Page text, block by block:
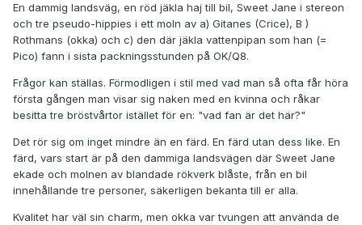
En dammig landsväg, en röd jäkla haj till bil, Sweet Jane i stereon
och tre pseudo-hippies i ett moln av a) Gitanes (Crice), B )
Rothmans (okka) och c) den där jäkla vattenpipan som han (=
Pico) fann i sista packningsstunden på OK/Q8.
Frågor kan ställas. Förmodligen i stil med vad man så ofta får höra
första gången man visar sig naken med en kvinna och råkar
besitta tre bröstvårtor istället för en: "vad fan är det här?"
Det rör sig om inget mindre än en färd. En färd utan dess like. En
färd, vars start är på den dammiga landsvägen där Sweet Jane
ekade och molnen av blandade rökverk blåste, från en bil
innehållande tre personer, säkerligen bekanta till er alla.
Kvalitet har väl sin charm, men okka var tvungen att använda de